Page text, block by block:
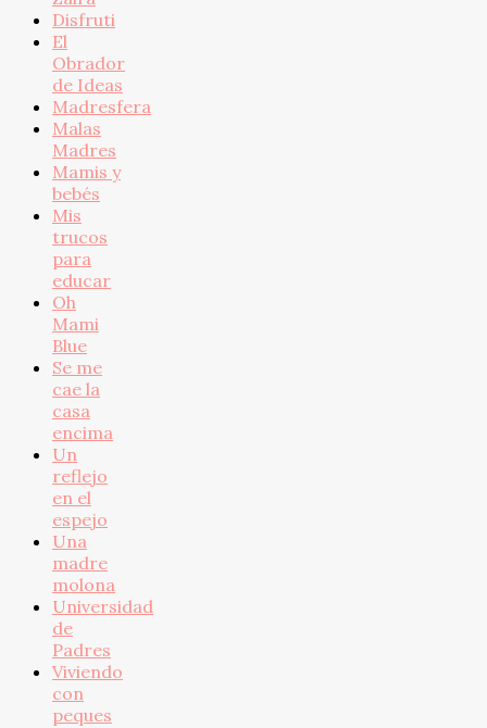
Disfruti
El
Obrador
de Ideas
Madresfera
Malas
Madres
Mamis y
bebés
Mis
trucos
para
educar
Oh
Mami
Blue
Se me
cae la
casa
encima
Un
reflejo
en el
espejo
Una
madre
molona
Universidad
de
Padres
Viviendo
con
peques